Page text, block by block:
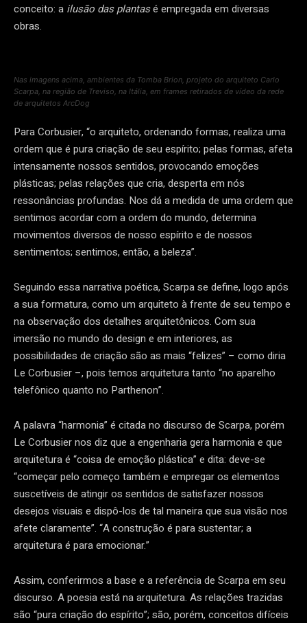
conceito: a ilusão das plantasé empregada em diversas
obras.
Nas imagens acima, ambientes da Tomba Brion, projeto do arquiteto Carlo
Scarpa, na região de Treviso, na Itália, em frames retirados de vídeo da rede
de arquitetos ArcDog
Para Corbusier, “o arquiteto, ordenando formas, realiza uma
ordem que é pura criação de seu espírito; pelas formas, afeta
intensamente nossos sentidos, provocando emoções
plásticas; pelas relações que cria, desperta em nós
ressonâncias profundas. Nos dá a medida de uma ordem que
sentimos acordar com a ordem do mundo, determina
movimentos diversos de nosso espírito e de nossos
sentimentos; sentimos, então, a beleza”.
Seguindo essa narrativa poética, Scarpa se define, logo após
a sua formatura, como um arquiteto à frente de seu tempo e
na observação dos detalhes arquitetônicos. Com sua
imersão no mundo do design e em interiores, as
possibilidades de criação são as mais “felizes” – como diria
Le Corbusier –, pois temos arquitetura tanto “no aparelho
telefônico quanto no Parthenon”.
A palavra “harmonia” é citada no discurso de Scarpa, porém
Le Corbusier nos diz que a engenharia gera harmonia e que
arquitetura é “coisa de emoção plástica” e dita: deve-se
“começar pelo começo também e empregar os elementos
suscetíveis de atingir os sentidos de satisfazer nossos
desejos visuais e dispô-los de tal maneira que sua visão nos
afete claramente”. “A construção é para sustentar; a
arquitetura é para emocionar.”
Assim, conferirmos a base e a referência de Scarpa em seu
discurso. A poesia está na arquitetura. As relações trazidas
são “pura criação do espírito”; são, porém, conceitos difíceis